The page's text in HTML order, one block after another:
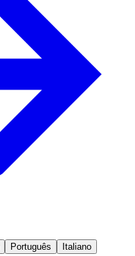
Português Italiano